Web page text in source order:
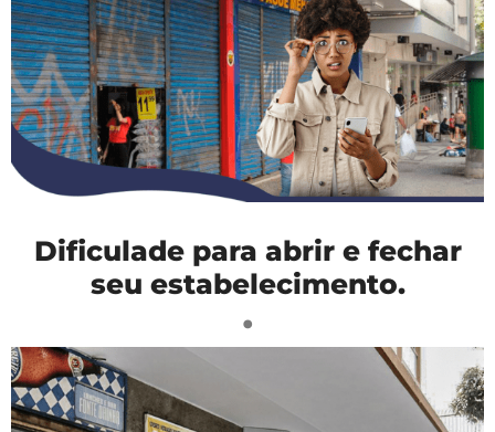
Dificulade para abrir e fechar
seu estabelecimento.
.